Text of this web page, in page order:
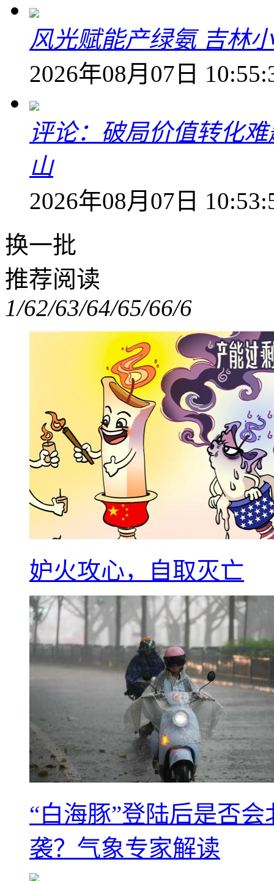
风光赋能产绿氨 吉林
2026年08月07日
评论：破局价值转化
山
2026年08月07日
换一批
推荐阅读
1/62/63/64/65/66/6
妒火攻心，自取灭亡
“白海豚”登陆后是否
袭？气象专家解读